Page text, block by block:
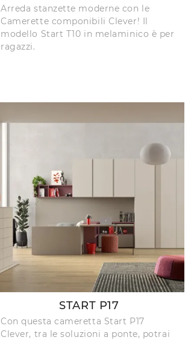
Arreda stanzette moderne con le
Camerette componibili Clever! Il
modello Start T10 in melaminico è per
ragazzi.
START P17
Con questa cameretta Start P17
Clever, tra le soluzioni a ponte, potrai